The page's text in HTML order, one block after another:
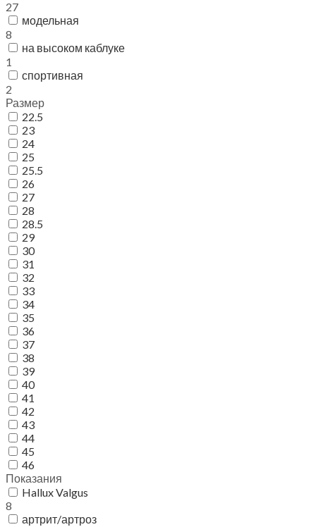
27
модельная
8
на высоком каблуке
1
спортивная
2
Размер
22.5
23
24
25
25.5
26
27
28
28.5
29
30
31
32
33
34
35
36
37
38
39
40
41
42
43
44
45
46
Показания
Hallux Valgus
8
артрит/артроз